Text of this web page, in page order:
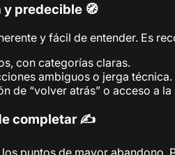
predecible 🧭
y fácil de entender. Es
con categorías claras.
ambiguos o jerga técnica.
de “volver atrás” o acceso a
completar ✍️
puntos de mayor abandono.